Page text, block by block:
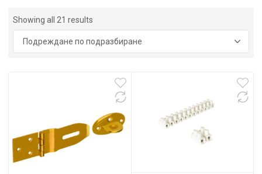
Showing all 21 results